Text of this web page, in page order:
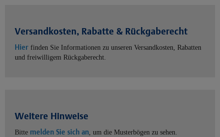
Versandkosten, Rabatte & Rückgaberecht
Hier finden Sie Informationen zu unseren Versandkosten, Rabatten
und freiwilligem Rückgaberecht.
Weitere Hinweise
Bitte melden Sie sich an, um die Musterbögen zu sehen.